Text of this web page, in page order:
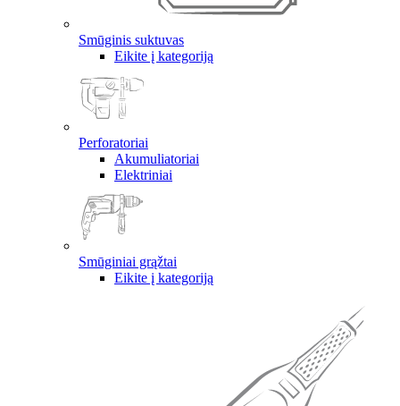
Smūginis suktuvas
Eikite į kategoriją
Perforatoriai
Akumuliatoriai
Elektriniai
Smūginiai grąžtai
Eikite į kategoriją